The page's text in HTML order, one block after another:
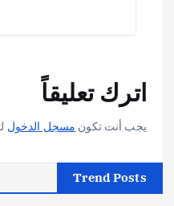
اترك تعليقاً
يجب أنت تكون مسجل الدخول
Trend Posts
هوي آن…